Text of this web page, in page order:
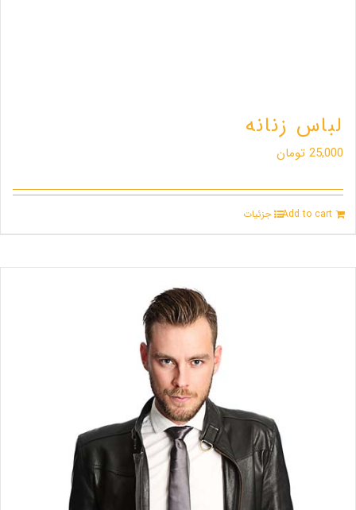
لباس زنانه
25,000 تومان
Add to cart جزئیات